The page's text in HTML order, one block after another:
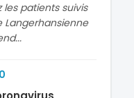
les patients suivis
Langerhansienne